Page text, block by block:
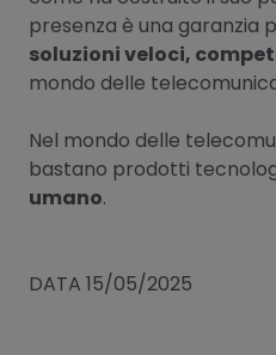
presenza è una garanzia
soluzioni veloci,
mondo delle
Nel mondo delle
bastano prodotti
umano.
DATA 15/05/2025